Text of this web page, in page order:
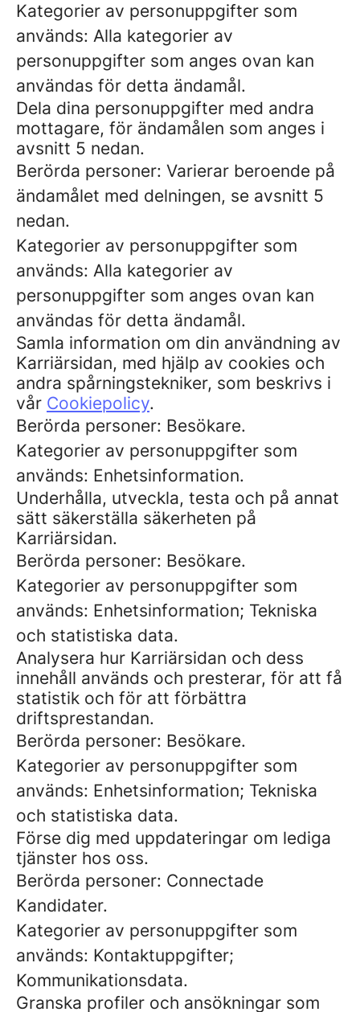
Kategorier av personuppgifter som
används: Alla kategorier av
personuppgifter som anges ovan kan
användas för detta ändamål.
Dela dina personuppgifter med andra
mottagare, för ändamålen som anges i
avsnitt 5 nedan.
Berörda personer: Varierar beroende på
ändamålet med delningen, se avsnitt 5
nedan.
Kategorier av personuppgifter som
används: Alla kategorier av
personuppgifter som anges ovan kan
användas för detta ändamål.
Samla information om din användning av
Karriärsidan, med hjälp av cookies och
andra spårningstekniker, som beskrivs i
vår Cookiepolicy.
Berörda personer: Besökare.
Kategorier av personuppgifter som
används: Enhetsinformation.
Underhålla, utveckla, testa och på annat
sätt säkerställa säkerheten på
Karriärsidan.
Berörda personer: Besökare.
Kategorier av personuppgifter som
används: Enhetsinformation; Tekniska
och statistiska data.
Analysera hur Karriärsidan och dess
innehåll används och presterar, för att få
statistik och för att förbättra
driftsprestandan.
Berörda personer: Besökare.
Kategorier av personuppgifter som
används: Enhetsinformation; Tekniska
och statistiska data.
Förse dig med uppdateringar om lediga
tjänster hos oss.
Berörda personer: Connectade
Kandidater.
Kategorier av personuppgifter som
används: Kontaktuppgifter;
Kommunikationsdata.
Granska profiler och ansökningar som